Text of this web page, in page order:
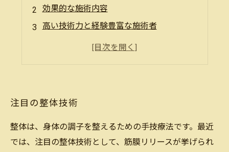
効果的な施術内容
高い技術力と経験豊富な施術者
安心のカウンセリングとアフターフォロー
注目の整体技術
整体は、身体の調子を整えるための手技療法です。最近
では、注目の整体技術として、筋膜リリースが挙げられ